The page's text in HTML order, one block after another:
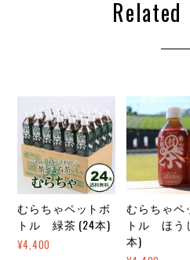
むらちゃペットボ
トル 緑茶 (24本)
¥4,400
むらちゃペ
トル ほう
本)